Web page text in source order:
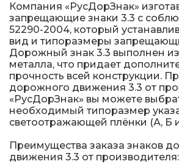
Компания «РусДорЗнак»
запрещающие знаки 3.3 с
52290-2004, который
вид и типоразмеры
Дорожный знак 3.3 выполнен
металла, что придает
прочность всей конструкции.
дорожного движения 3.3 от
«РусДорЗнак» вы можете
необходимый типоразмер
светоотражающей плёнки (А, Б
Преимущества заказа знаков
движения 3.3 от производителя: